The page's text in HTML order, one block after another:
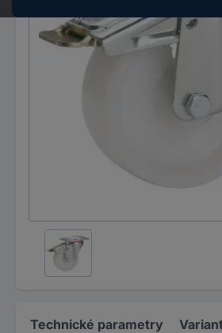
Technické parametry